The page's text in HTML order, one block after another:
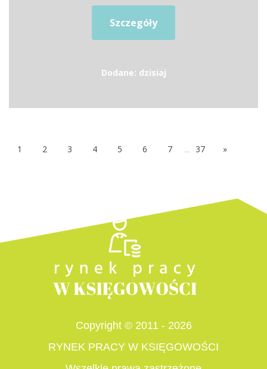
Szczegóły
Dodane: dzisiaj
1 2 3 4 5 6 7 ... 37 »
Copyright © 2011 - 2026
RYNEK PRACY W KSIĘGOWOŚCI